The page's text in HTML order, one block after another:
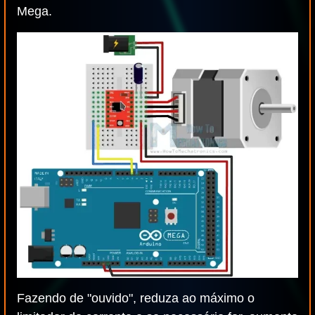
Mega.
Fazendo de "ouvido", reduza ao máximo o